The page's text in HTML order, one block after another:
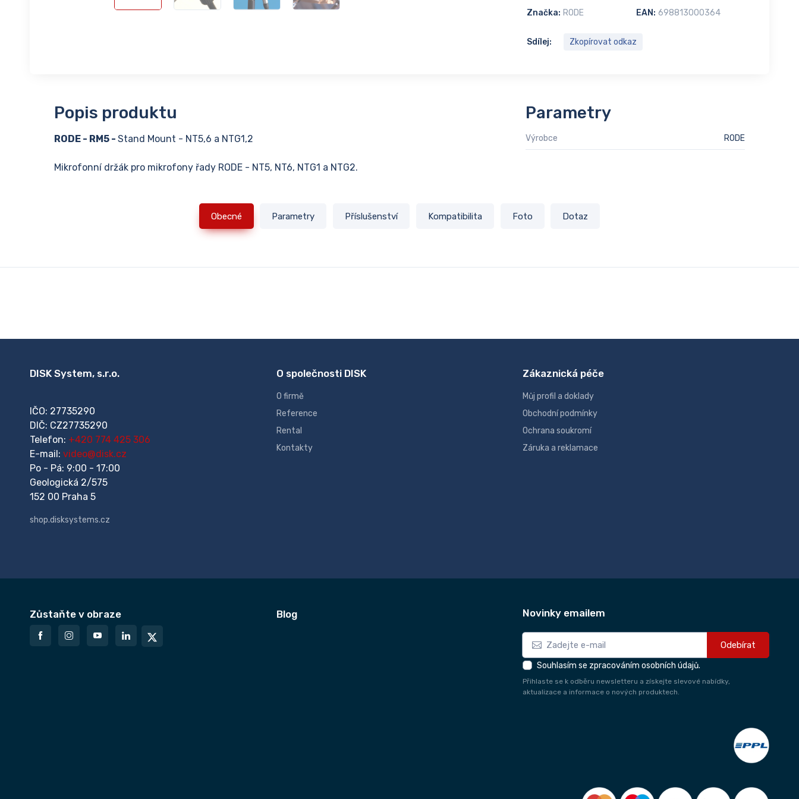
EAN: 698813000364
Značka: RODE
Sdílej: Zkopírovat odkaz
Popis produktu
RODE - RM5 - Stand Mount - NT5,6 a NTG1,2
Mikrofonní držák pro mikrofony řady RODE - NT5, NT6, NTG1 a NTG2.
Parametry
Výrobce RODE
Obecné Parametry Příslušenství Kompatibilita Foto Dotaz
DISK System, s.r.o.
IČO: 27735290
DIČ: CZ27735290
Telefon: +420 774 425 306
E-mail: video@disk.cz
Po - Pá: 9:00 - 17:00
Geologická 2/575
152 00 Praha 5
shop.disksystems.cz
O společnosti DISK
O firmě
Reference
Rental
Kontakty
Zákaznická péče
Můj profil a doklady
Obchodní podmínky
Ochrana soukromí
Záruka a reklamace
Zůstaňte v obraze Blog Novinky emailem
Odebírat
Souhlasím se zpracováním osobních údajů.
Přihlaste se k odběru newsletteru a získejte slevové nabídky,
aktualizace a informace o nových produktech.